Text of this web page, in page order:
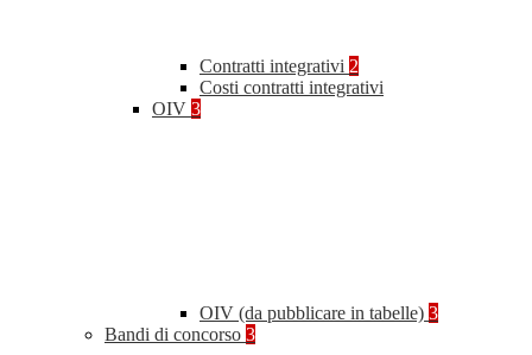
Contratti integrativi 2
Costi contratti integrativi
OIV 3
OIV (da pubblicare in tabelle) 3
Bandi di concorso 3